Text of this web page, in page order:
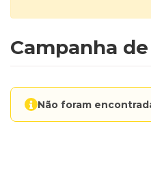
Campanha
Não foram